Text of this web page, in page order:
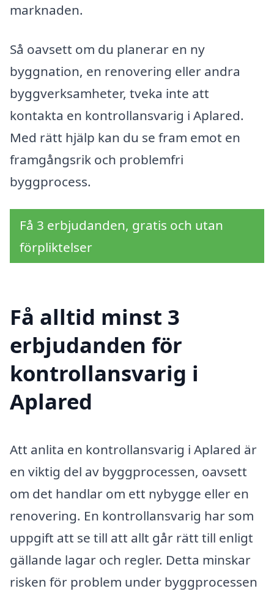
marknaden.
Så oavsett om du planerar en ny
byggnation, en renovering eller andra
byggverksamheter, tveka inte att
kontakta en kontrollansvarig i Aplared.
Med rätt hjälp kan du se fram emot en
framgångsrik och problemfri
byggprocess.
Få 3 erbjudanden, gratis och utan
förpliktelser
Få alltid minst 3
erbjudanden för
kontrollansvarig i
Aplared
Att anlita en kontrollansvarig i Aplared är
en viktig del av byggprocessen, oavsett
om det handlar om ett nybygge eller en
renovering. En kontrollansvarig har som
uppgift att se till att allt går rätt till enligt
gällande lagar och regler. Detta minskar
risken för problem under byggprocessen